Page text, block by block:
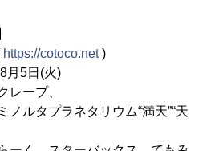
https://cotoco.net)
月5日(火)
レープ、
ラネタリウム“満天”“天